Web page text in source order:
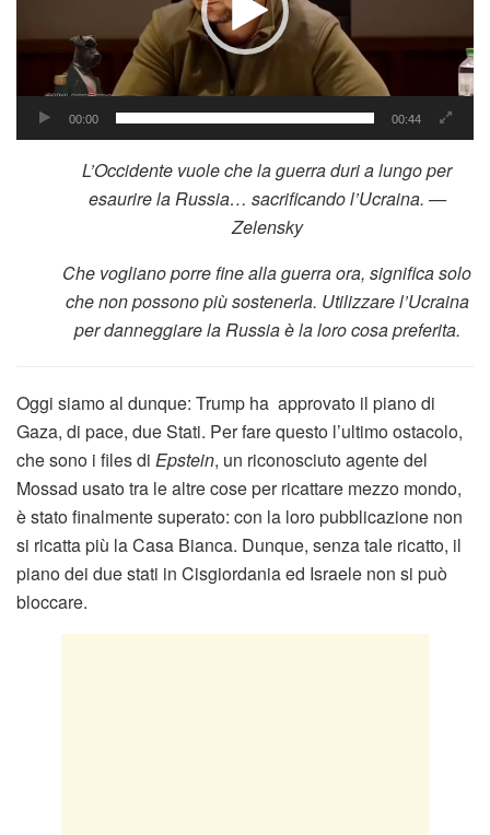
00:00 00:44
L’Occidente vuole che la guerra duri a lungo per
esaurire la Russia… sacrificando l’Ucraina. —
Zelensky
Che vogliano porre fine alla guerra ora, significa solo
che non possono più sostenerla. Utilizzare l’Ucraina
per danneggiare la Russia è la loro cosa preferita.
Oggi siamo al dunque: Trump ha approvato il piano di
Gaza, di pace, due Stati. Per fare questo l’ultimo ostacolo,
che sono i files di Epstein, un riconosciuto agente del
Mossad usato tra le altre cose per ricattare mezzo mondo,
è stato finalmente superato: con la loro pubblicazione non
si ricatta più la Casa Bianca. Dunque, senza tale ricatto, il
piano dei due stati in Cisgiordania ed Israele non si può
bloccare.